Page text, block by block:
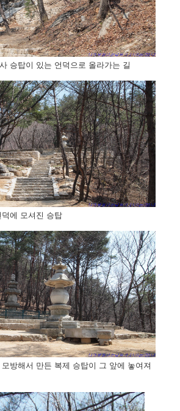
승탑이 있는 언덕으로 올라가는 길
에 모셔진 승탑
방해서 만든 복제 승탑이 그 앞에 놓여져